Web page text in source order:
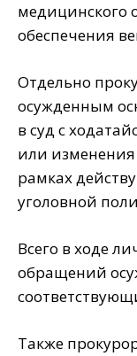
медицинского
обеспечения
Отдельно
осужденным
в суд с
или изменения
рамках
уголовной
Всего в ходе
обращений
Также